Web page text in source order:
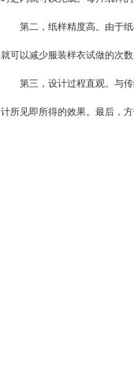
第二，纸样精度高。由于纸
就可以减少服装样衣试做的次数
第三，设计过程直观。与传
计所见即所得的效果。最后，